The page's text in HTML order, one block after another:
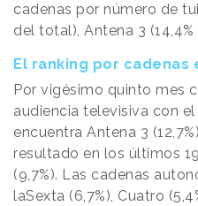
cadenas por número de
del total), Antena 3
El ranking por cadenas
Por vigésimo quinto mes
audiencia televisiva con
encuentra Antena 3
resultado en los últimos
(9,7%). Las cadenas
laSexta (6,7%), Cuatro